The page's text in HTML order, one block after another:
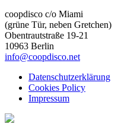
coopdisco c/o Miami
(grüne Tür, neben Gretchen)
Obentrautstraße 19-21
10963 Berlin
info@coopdisco.net
Datenschutzerklärung
Cookies Policy
Impressum